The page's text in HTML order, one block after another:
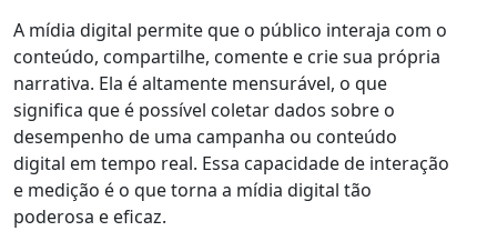
A mídia digital permite que o público interaja com o
conteúdo, compartilhe, comente e crie sua própria
narrativa. Ela é altamente mensurável, o que
significa que é possível coletar dados sobre o
desempenho de uma campanha ou conteúdo
digital em tempo real. Essa capacidade de interação
e medição é o que torna a mídia digital tão
poderosa e eficaz.